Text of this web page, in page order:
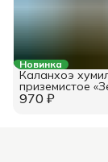
Новинка
970 ₽
Каланхоэ
приземистое
горшке 6 см